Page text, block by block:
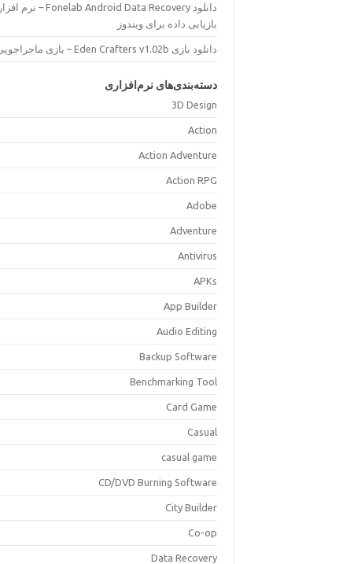
دانلود Fonelab Android Data Recovery – نرم افزار
بازیابی داده برای ویندوز
دانلود بازی Eden Crafters v1.02b – بازی ماجراجویی
دسته‌بندی‌های نرم‌افزاری
3D Design
Action
Action Adventure
Action RPG
Adobe
Adventure
Antivirus
APKs
App Builder
Audio Editing
Backup Software
Benchmarking Tool
Card Game
Casual
casual game
CD/DVD Burning Software
City Builder
Co-op
Data Recovery